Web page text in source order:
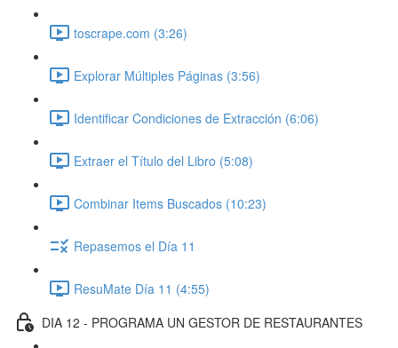
toscrape.com (3:26)
Explorar Múltiples Páginas (3:56)
Identificar Condiciones de Extracción (6:06)
Extraer el Título del Libro (5:08)
Combinar Items Buscados (10:23)
Repasemos el Día 11
ResuMate Día 11 (4:55)
DIA 12 - PROGRAMA UN GESTOR DE RESTAURANTES